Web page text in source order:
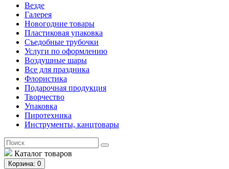
Везде
Галерея
Новогодние товары
Пластиковая упаковка
Съедобные трубочки
Услуги по оформлению
Воздушные шары
Все для праздника
Флористика
Подарочная продукция
Творчество
Упаковка
Пиротехника
Инструменты, канцтовары
Каталог товаров
Корзина: 0